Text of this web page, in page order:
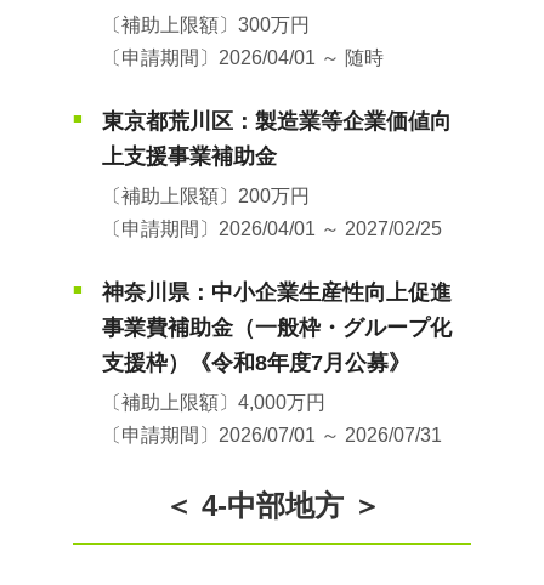
〔補助上限額〕300万円
〔申請期間〕2026/04/01 ～ 随時
■
東京都荒川区：製造業等企業価値向
上支援事業補助金
〔補助上限額〕200万円
〔申請期間〕2026/04/01 ～ 2027/02/25
■
神奈川県：中小企業生産性向上促進
事業費補助金（一般枠・グループ化
支援枠）《令和8年度7月公募》
〔補助上限額〕4,000万円
〔申請期間〕2026/07/01 ～ 2026/07/31
＜ 4-中部地方 ＞